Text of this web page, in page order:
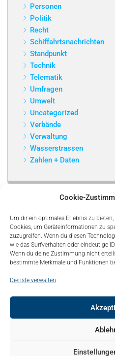
Cookie-
Um dir ein optimales Erlebnis zu
Cookies, um Geräteinformationen zu
zuzugreifen. Wenn du diesen
wie das Surfverhalten oder eindeutige
Wenn du deine Zustimmung nicht
bestimmte Merkmale und Funktionen
Dienste verwalten
Personen
Politik
Recht
Schiffahrtsnachrichten
Standpunkt
Technik
Telematik
Umfragen
Umwelt
Uncategorized
Verbände
Verwaltung
Wasserstrassen
Zahlen + Daten